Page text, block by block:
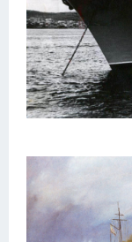
Танки
Крайслер
Порше
Самолеты
Тойота